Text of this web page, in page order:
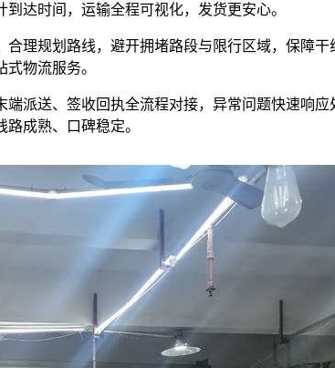
达时间，运输全程可视化，发货更安心。
理规划路线，避开拥堵路段与限行区域，保障
物流服务。
派送、签收回执全流程对接，异常问题快速响
成熟、口碑稳定。